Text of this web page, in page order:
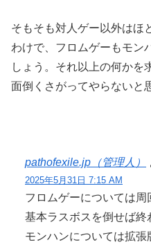
そもそも対人ゲー以外はほ
わけで、フロムゲーもモン
しょう。それ以上の何かを
面倒くさがってやらないと
pathofexile.jp（管理人）
2025年5月31日 7:15 AM
フロムゲーについては周
基本ラスボスを倒せば終
モンハンについては拡